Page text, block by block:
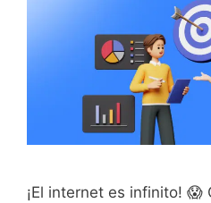
¡El internet es infinito! 😱